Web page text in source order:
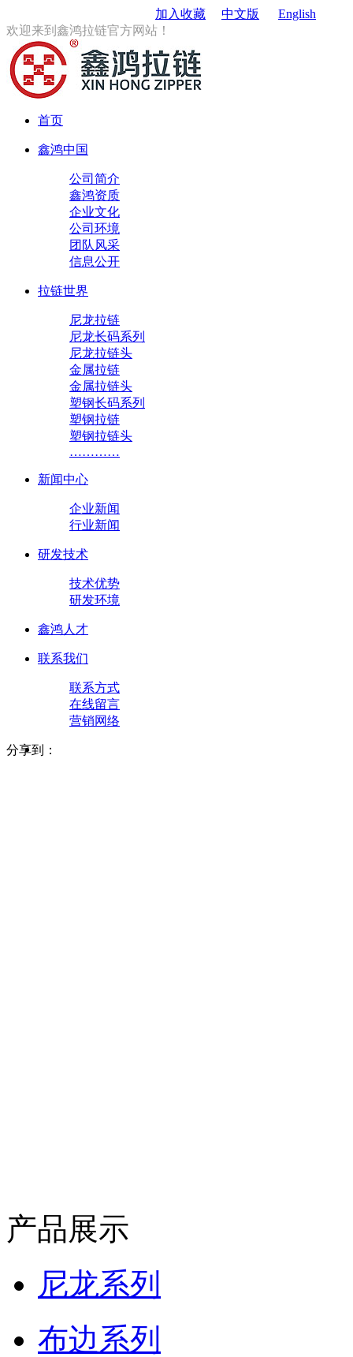
加入收藏 中文版
English
欢迎来到鑫鸿拉链官方网站！
首页
鑫鸿中国
公司简介
鑫鸿资质
企业文化
公司环境
团队风采
信息公开
拉链世界
尼龙拉链
尼龙长码系列
尼龙拉链头
金属拉链
金属拉链头
塑钢长码系列
塑钢拉链
塑钢拉链头
…………
新闻中心
企业新闻
行业新闻
研发技术
技术优势
研发环境
鑫鸿人才
联系我们
联系方式
在线留言
营销网络
分享到：
产品展示
尼龙系列
布边系列